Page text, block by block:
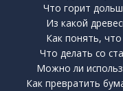
Что горит
Из какой
Как понять, что
Что делать со
Можно ли
Как превратить